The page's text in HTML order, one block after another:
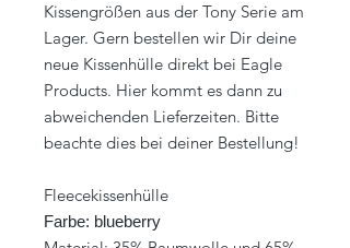
Kissengrößen aus der Tony Serie am
Lager. Gern bestellen wir Dir deine
neue Kissenhülle direkt bei Eagle
Products. Hier kommt es dann zu
abweichenden Lieferzeiten. Bitte
beachte dies bei deiner Bestellung!
Fleecekissenhülle
Farbe: blueberry